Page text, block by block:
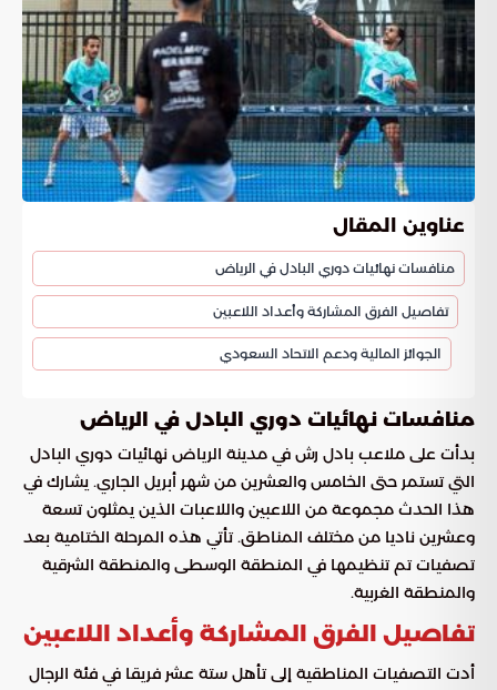
عناوين المقال
منافسات نهائيات دوري البادل في الرياض
تفاصيل الفرق المشاركة وأعداد اللاعبين
الجوائز المالية ودعم الاتحاد السعودي
منافسات نهائيات دوري البادل في الرياض
بدأت على ملاعب بادل رش في مدينة الرياض نهائيات دوري البادل
التي تستمر حتى الخامس والعشرين من شهر أبريل الجاري. يشارك في
هذا الحدث مجموعة من اللاعبين واللاعبات الذين يمثلون تسعة
وعشرين ناديا من مختلف المناطق. تأتي هذه المرحلة الختامية بعد
تصفيات تم تنظيمها في المنطقة الوسطى والمنطقة الشرقية
والمنطقة الغربية.
تفاصيل الفرق المشاركة وأعداد اللاعبين
أدت التصفيات المناطقية إلى تأهل ستة عشر فريقا في فئة الرجال